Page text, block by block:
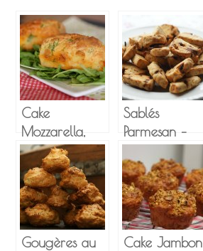
Cake
Mozzarella,
Roquette et
Chorizo
Sablés
Parmesan –
séchées
Gougères au
Cake Jambon